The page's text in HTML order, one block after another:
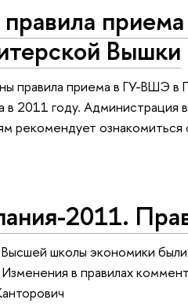
Вышки
правила приема в ГУ-ВШЭ в
в 2011 году. Администрация
рекомендует
2011.
Высшей школы экономики
в правилах